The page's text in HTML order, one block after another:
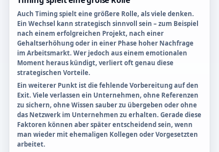
Auch Timing spielt eine größere Rolle, als viele denken.
Ein Wechsel kann strategisch sinnvoll sein – zum Beispiel
nach einem erfolgreichen Projekt, nach einer
Gehaltserhöhung oder in einer Phase hoher Nachfrage
im Arbeitsmarkt. Wer jedoch aus einem emotionalen
Moment heraus kündigt, verliert oft genau diese
strategischen Vorteile.
Ein weiterer Punkt ist die fehlende Vorbereitung auf den
Exit. Viele verlassen ein Unternehmen, ohne Referenzen
zu sichern, ohne Wissen sauber zu übergeben oder ohne
das Netzwerk im Unternehmen zu erhalten. Gerade diese
Faktoren können aber später entscheidend sein, wenn
man wieder mit ehemaligen Kollegen oder Vorgesetzten
arbeitet.